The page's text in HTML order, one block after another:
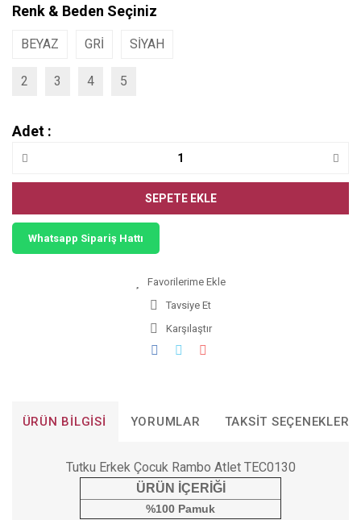
Renk & Beden Seçiniz
BEYAZ GRİ SİYAH
2 3 4 5
Adet :
SEPETE EKLE
Whatsapp Sipariş Hattı
Tavsiye Et
Karşılaştır
ÜRÜN BILGISI YORUMLAR TAKSIT SEÇENEKLERI
Tutku Erkek Çocuk Rambo Atlet TEC0130
ÜRÜN İÇERİĞİ
%100 Pamuk